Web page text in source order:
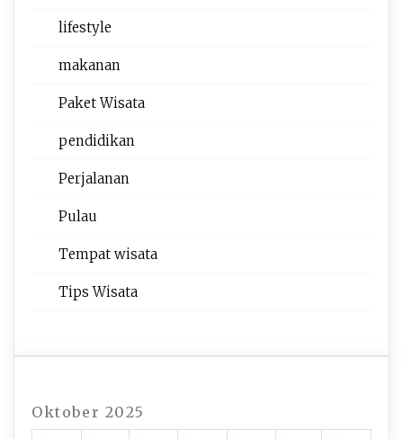
lifestyle
makanan
Paket Wisata
pendidikan
Perjalanan
Pulau
Tempat wisata‎
Tips Wisata
Oktober 2025